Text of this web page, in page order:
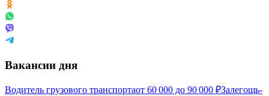
Вакансии дня
Водитель грузового транспортаот 60 000 до 90 000 ₽Залегощь-